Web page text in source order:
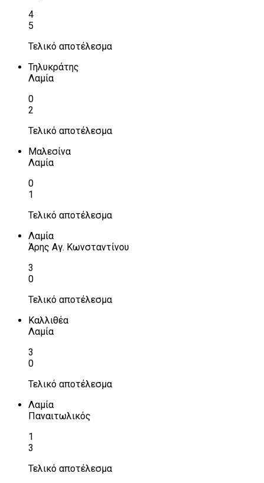
4
5
Τελικό αποτέλεσμα
Τηλυκράτης
Λαμία
0
2
Τελικό αποτέλεσμα
Μαλεσίνα
Λαμία
0
1
Τελικό αποτέλεσμα
Λαμία
Άρης Αγ. Κωνσταντίνου
3
0
Τελικό αποτέλεσμα
Καλλιθέα
Λαμία
3
0
Τελικό αποτέλεσμα
Λαμία
Παναιτωλικός
1
3
Τελικό αποτέλεσμα